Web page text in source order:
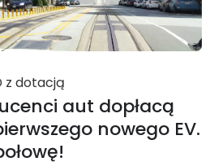
z dotacją
aut dopłacą
nowego EV.